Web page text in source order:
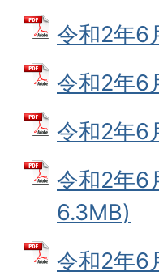
令和2年6
令和2年6
令和2年6
令和2年6
6.3MB)
令和2年6